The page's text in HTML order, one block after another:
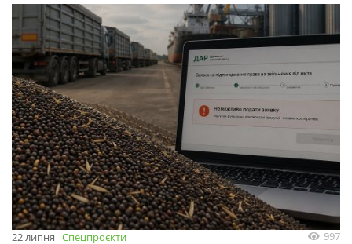
22 липня Спецпроєкти 997